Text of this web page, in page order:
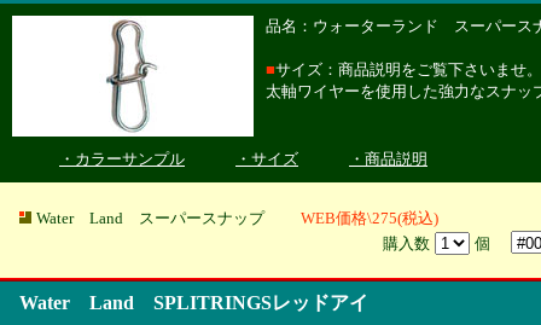
品名：ウォーターランド スーパース
■サイズ：商品説明をご覧下さいませ。
太軸ワイヤーを使用した強力なスナッ
・カラーサンプル ・サイズ ・商品説明
Water Land スーパースナップ
WEB価格\275(税込)
購入数
個
Water Land SPLITRINGSレッドアイ